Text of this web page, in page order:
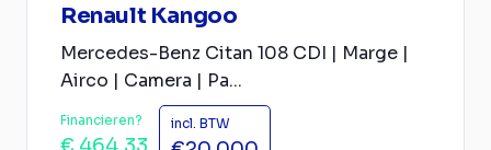
Renault Kangoo
Mercedes-Benz Citan 108 CDI | Marge |
Airco | Camera | Pa...
Financieren?
€ 464,33
incl. BTW